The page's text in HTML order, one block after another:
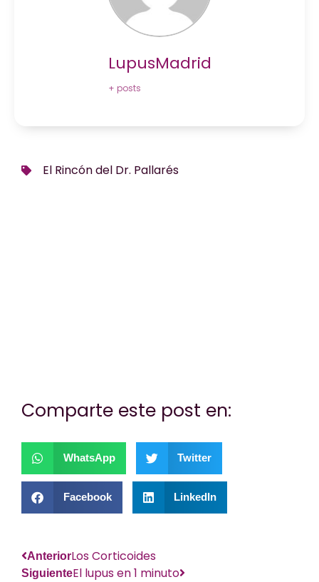
LupusMadrid
+ posts
El Rincón del Dr. Pallarés
Comparte este post en:
WhatsApp Twitter
Facebook LinkedIn
AnteriorLos Corticoides
SiguienteEl lupus en 1 minuto